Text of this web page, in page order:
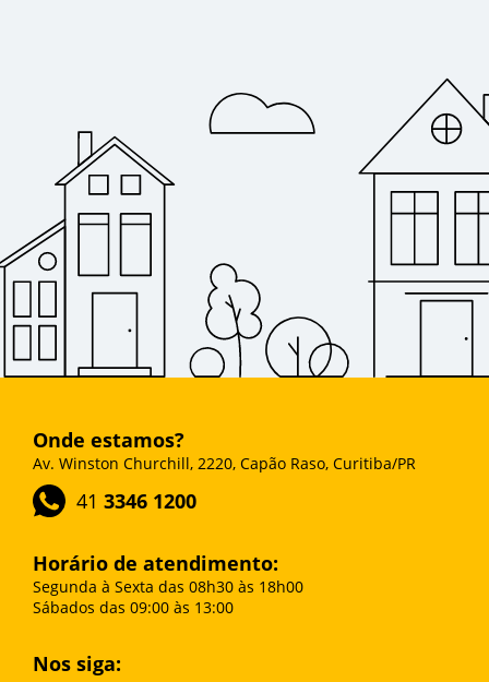
Onde estamos?
Av. Winston Churchill, 2220, Capão Raso, Curitiba/PR
41 3346 1200
Horário de atendimento:
Segunda à Sexta das 08h30 às 18h00
Sábados das 09:00 às 13:00
Nos siga: